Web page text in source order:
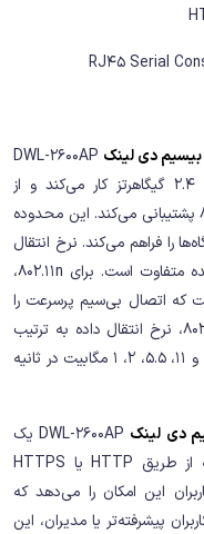
دی لینک DWL-2600AP
از نظر قابلیت‌های بی‌سیم، در باند فرکانسی 2.4 گیگاهرتز کار می‌کند و از
استانداردهای Wi-Fi 802.11b، 802.11g و 802.11n پشتیبانی می‌کند. این محدوده
را فراهم می‌کند. نرخ انتقال
داده بر اساس استانداردهای Wi-Fi پشتیبانی‌شده متفاوت است. برای 802.11n،
متغیر است که اتصال بی‌سیم پرسرعت را
ارائه می‌دهد. علاوه‌براین، برای 802.11g و 802.11b، نرخ انتقال داده به ترتیب
54، 48، 36، 24، 18، 12، 9، 6 مگابیت بر ثانیه و 11، 5.5، 2، 1 مگابیت در ثانیه
دی لینک
DWL-2600AP یک
رابط کاربری مبتنی بر وب را فراهم می‌کند که از طریق HTTP یا HTTPS
این امکان را می‌دهد که
پیشرفته‌تر یا مدیران، این